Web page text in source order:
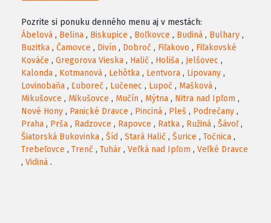
Pozrite si ponuku denného menu aj v mestách:
Ábelová , Belina , Biskupice , Boľkovce , Budiná , Bulhary ,
Buzitka , Čamovce , Divín , Dobroč , Fiľakovo , Fiľakovské
Kováče , Gregorova Vieska , Halič , Holiša , Jelšovec ,
Kalonda , Kotmanová , Lehôtka , Lentvora , Lipovany ,
Lovinobaňa , Ľuboreč , Lučenec , Lupoč , Mašková ,
Mikušovce , Mikušovce , Mučín , Mýtna , Nitra nad Ipľom ,
Nové Hony , Panické Dravce , Pinciná , Pleš , Podrečany ,
Praha , Prša , Radzovce , Rapovce , Ratka , Ružiná , Šávoľ,
Šiatorská Bukovinka , Šíd , Stará Halič , Šurice , Točnica ,
Trebeľovce , Trenč , Tuhár , Veľká nad Ipľom , Veľké Dravce
, Vidiná .